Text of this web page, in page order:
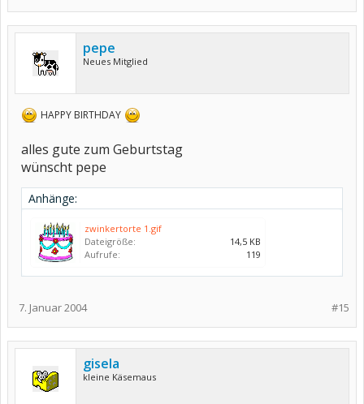
pepe
Neues Mitglied
HAPPY BIRTHDAY
alles gute zum Geburtstag
wünscht pepe
Anhänge:
zwinkertorte 1.gif
Dateigröße:
14,5 KB
Aufrufe:
119
#15
7. Januar 2004
gisela
kleine Käsemaus